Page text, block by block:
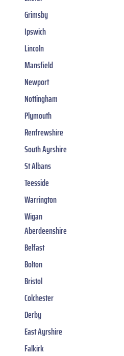
Grimsby
Ipswich
Lincoln
Mansfield
Newport
Nottingham
Plymouth
Renfrewshire
South Ayrshire
St Albans
Teesside
Warrington
Wigan
Aberdeenshire
Belfast
Bolton
Bristol
Colchester
Derby
East Ayrshire
Falkirk